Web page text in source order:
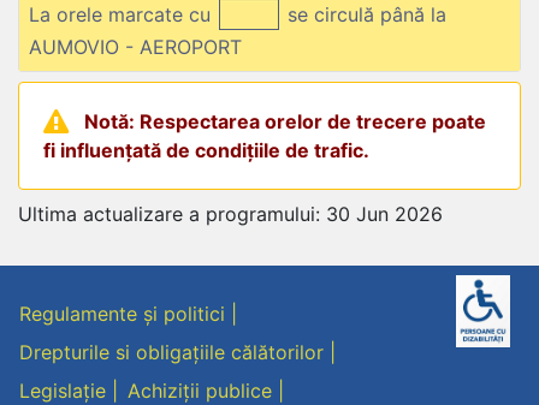
La orele marcate cu
se circulă până la
AUMOVIO - AEROPORT
Notă: Respectarea orelor de trecere poate
fi influențată de condițiile de trafic.
Ultima actualizare a programului: 30 Jun 2026
Regulamente și politici
Drepturile si obligațiile călătorilor
Legislație
Achiziții publice